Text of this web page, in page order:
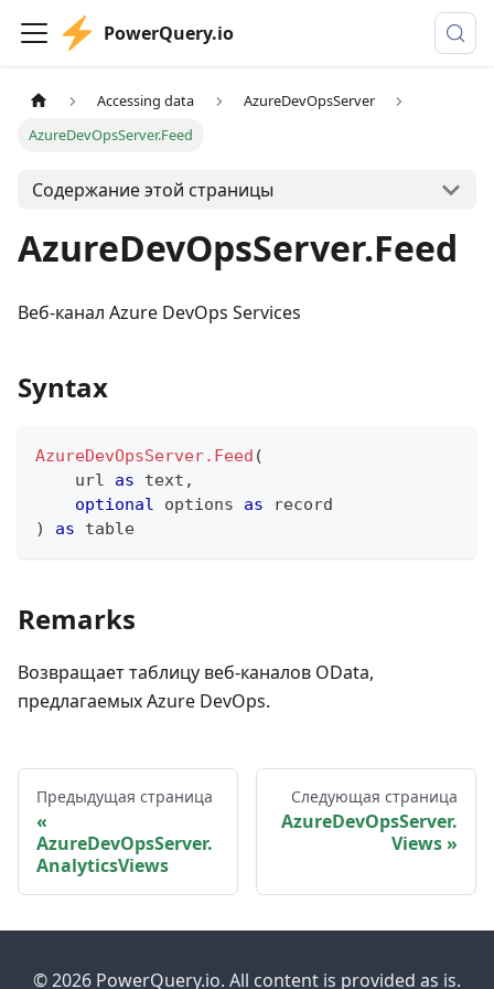
PowerQuery.io
Accessing data
AzureDevOpsServer
AzureDevOpsServer.Feed
Содержание этой страницы
AzureDevOpsServer.Feed
Веб-канал Azure DevOps Services
Syntax
AzureDevOpsServer.Feed (
    url
as text ,
optional options as
record
)
as table
Remarks
Возвращает таблицу веб-каналов OData,
предлагаемых Azure DevOps.
Предыдущая страница
AzureDevOpsServer.
AnalyticsViews
Следующая страница
AzureDevOpsServer.
Views
© 2026 PowerQuery.io. All content is provided as is.